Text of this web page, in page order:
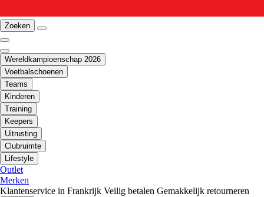
Zoeken
Wereldkampioenschap 2026
Voetbalschoenen
Teams
Kinderen
Training
Keepers
Uitrusting
Clubruimte
Lifestyle
Outlet
Merken
Klantenservice in Frankrijk Veilig betalen Gemakkelijk retourneren